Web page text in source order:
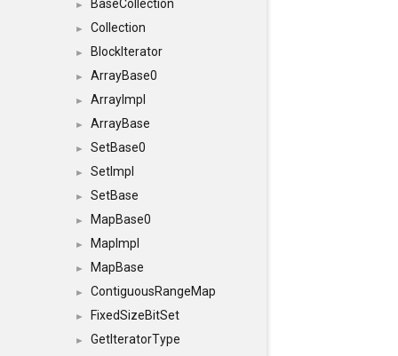
► BaseCollection
► Collection
► BlockIterator
► ArrayBase0
► ArrayImpl
► ArrayBase
► SetBase0
► SetImpl
► SetBase
► MapBase0
► MapImpl
► MapBase
► ContiguousRangeMap
► FixedSizeBitSet
► GetIteratorType